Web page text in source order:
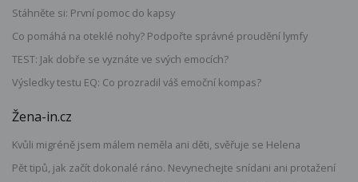
Stáhněte si: První pomoc do kapsy
Co pomáhá na oteklé nohy? Podpořte správné proudění lymfy
TEST: Jak dobře se vyznáte ve svých emocích?
Výsledky testu EQ: Co prozradil váš emoční kompas?
Žena-in.cz
Kvůli migréně jsem málem neměla ani děti, svěřuje se Helena
Pět tipů, jak začít dokonalé ráno. Nevynechejte snídani ani protažení